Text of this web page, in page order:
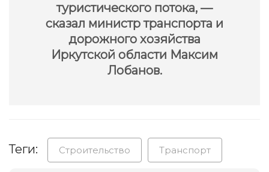
туристического потока, —
сказал министр транспорта и
дорожного хозяйства
Иркутской области Максим
Лобанов.
Теги: Строительство Транспорт